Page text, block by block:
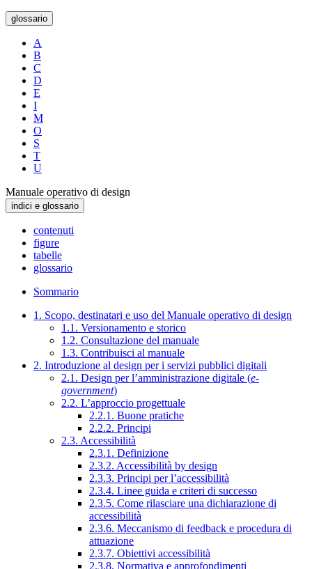
glossario
A
B
C
D
E
I
M
O
S
T
U
Manuale operativo di design
indici e glossario
contenuti
figure
tabelle
glossario
Sommario
1. Scopo, destinatari e uso del Manuale operativo di design
1.1. Versionamento e storico
1.2. Consultazione del manuale
1.3. Contribuisci al manuale
2. Introduzione al design per i servizi pubblici digitali
2.1. Design per l’amministrazione digitale (e-
government)
2.2. L’approccio progettuale
2.2.1. Buone pratiche
2.2.2. Principi
2.3. Accessibilità
2.3.1. Definizione
2.3.2. Accessibilità by design
2.3.3. Principi per l’accessibilità
2.3.4. Linee guida e criteri di successo
2.3.5. Come rilasciare una dichiarazione di
accessibilità
2.3.6. Meccanismo di feedback e procedura di
attuazione
2.3.7. Obiettivi accessibilità
2.3.8. Normativa e approfondimenti